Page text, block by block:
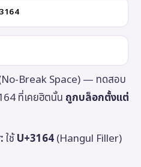
Break Space) — ทดสอบ
ที่เคยฮิตนั้น ถูกบล็อกตั้งแต่
ใช้U+3164(Hangul Filler)